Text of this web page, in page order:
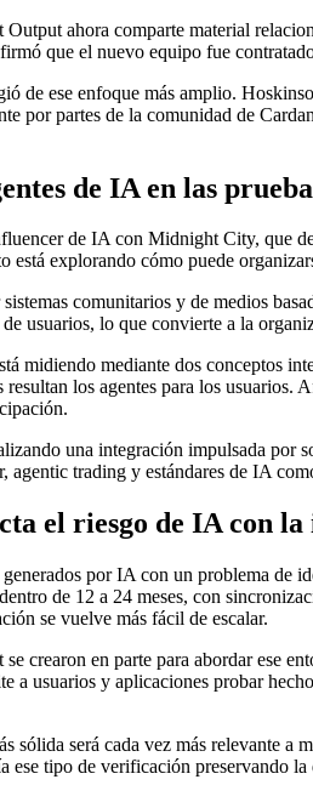
ahora comparte material
que el nuevo equipo fue
de ese enfoque más amplio.
por partes de la comunidad de
de IA en las
de IA con Midnight City, que
explorando cómo puede
comunitarios y de medios
usuarios, lo que convierte a la
midiendo mediante dos conceptos
resultan los agentes para los
una integración impulsada por
agentic trading y estándares de IA
el riesgo de IA con
por IA con un problema de
de 12 a 24 meses, con
se vuelve más fácil de escalar.
crearon en parte para abordar ese
a usuarios y aplicaciones probar
sólida será cada vez más relevante
ese tipo de verificación preservando